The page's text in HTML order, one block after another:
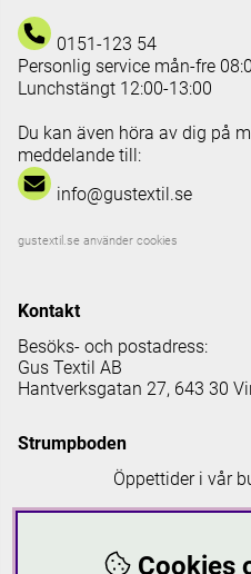
0151-123 54
Personlig service mån-fre
Lunchstängt 12:00-13:00
Du kan även höra av dig på
meddelande till:
info@gustextil.se
gustextil.se använder cookies
Kontakt
Besöks- och postadress:
Gus Textil AB
Hantverksgatan 27, 643 30
Strumpboden
Öppettider i vår
Onsdag:
Cookies